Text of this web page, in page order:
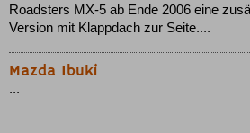
Roadsters MX-5 ab Ende 2006 eine
Version mit Klappdach zur Seite....
Mazda Ibuki
...